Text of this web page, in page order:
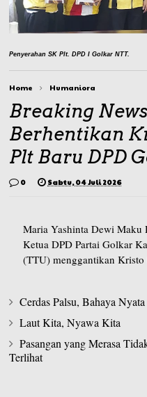
Penyerahan SK Plt. DPD I Golkar NTT.
Home Humaniora
Breaking
Berhentikan
Plt Baru DPD
0 Sabtu, 04 Juli 2026
Maria Yashinta Dewi Maku
Ketua DPD Partai Golkar
(TTU) menggantikan Kristo
Cerdas Palsu, Bahaya Nyata
Laut Kita, Nyawa Kita
Pasangan yang Merasa
Terlihat